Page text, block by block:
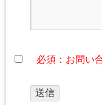
必須：お問い